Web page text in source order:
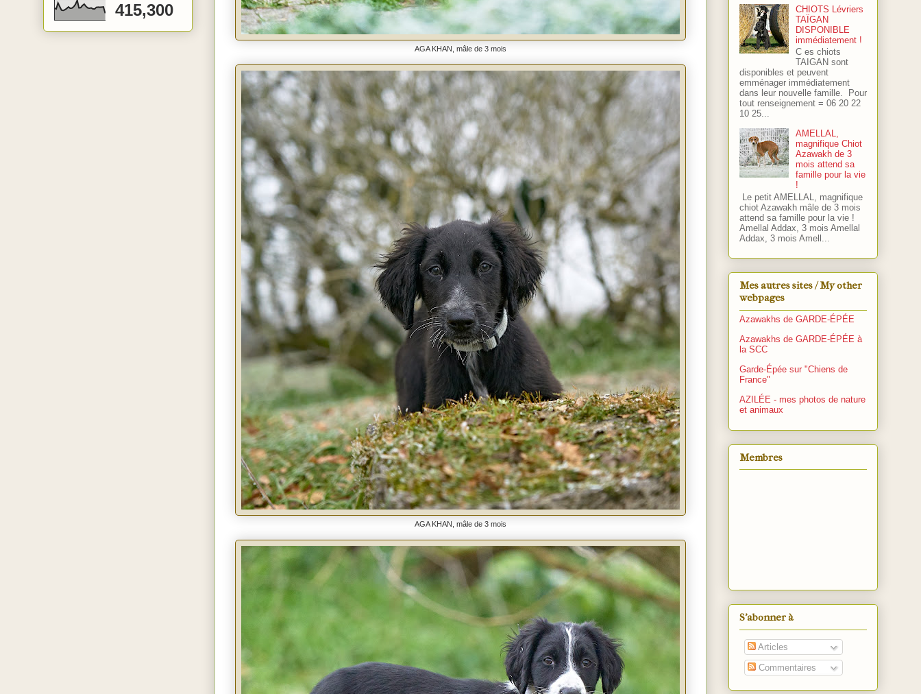
AGA KHAN, mâle de 3 mois
AGA KHAN, mâle de 3 mois
415,300
CHIOTS Lévriers
TAÏGAN
DISPONIBLE
immédiatement !
C es chiots
TAIGAN sont
disponibles et peuvent
emménager immédiatement
dans leur nouvelle famille. Pour
tout renseignement = 06 20 22
10 25...
AMELLAL,
magnifique Chiot
Azawakh de 3
mois attend sa
famille pour la vie
!
Le petit AMELLAL, magnifique
chiot Azawakh mâle de 3 mois
attend sa famille pour la vie !
Amellal Addax, 3 mois Amellal
Addax, 3 mois Amell...
Mes autres sites / My other
webpages
Azawakhs de GARDE-ÉPÉE
Azawakhs de GARDE-ÉPÉE à
la SCC
Garde-Épée sur "Chiens de
France"
AZILÉE - mes photos de nature
et animaux
Membres
S’abonner à
Articles
Commentaires